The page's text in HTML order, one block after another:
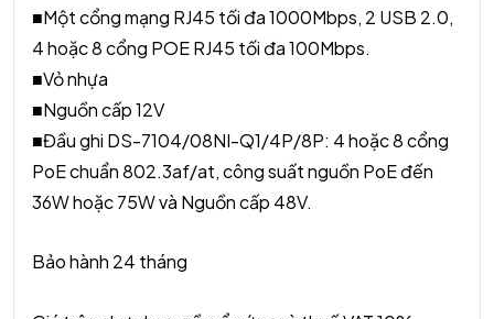
■Một cổng mạng RJ45 tối đa 1000Mbps, 2 USB 2.0,
4 hoặc 8 cổng POE RJ45 tối đa 100Mbps.
■Vỏ nhựa
■Nguồn cấp 12V
■Đầu ghi DS-7104/08NI-Q1/4P/8P: 4 hoặc 8 cổng
PoE chuẩn 802.3af/at, công suất nguồn PoE đến
36W hoặc 75W và Nguồn cấp 48V.
Bảo hành 24 tháng